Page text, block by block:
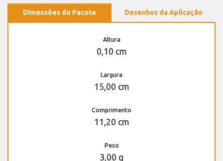
Dimensões do Pacote Desenhos da Aplicação
Altura
0,10 cm
Largura
15,00 cm
Comprimento
11,20 cm
Peso
3,00 g